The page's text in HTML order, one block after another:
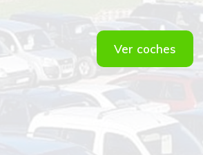
Ver coches